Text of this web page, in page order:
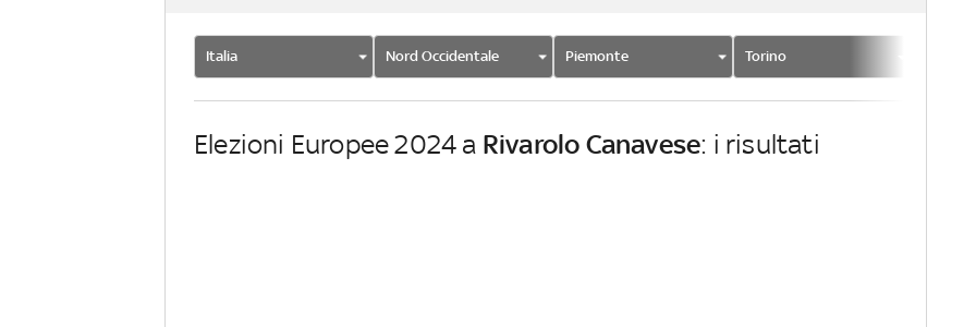
Italia Nord Occidentale Piemonte Torino
Elezioni Europee 2024 a Rivarolo Canavese: i risultati